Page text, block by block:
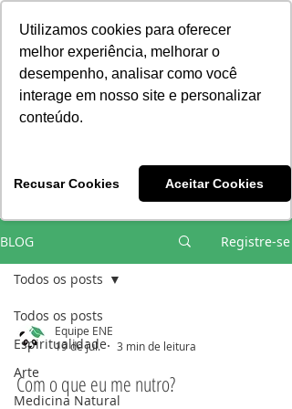
Utilizamos cookies para oferecer
melhor experiência, melhorar o
desempenho, analisar como você
interage em nosso site e personalizar
conteúdo.
Recusar Cookies Aceitar Cookies
Vivências e Cursos Iniciáticos
BLOG Registre-se
Todos os posts
Espiritualidade
Arte
Medicina Natural
Todos os posts
Equipe ENE
19 de jul.
3 min de leitura
Com o que eu me nutro?